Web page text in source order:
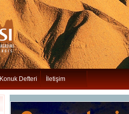
Konuk Defteri İletişim